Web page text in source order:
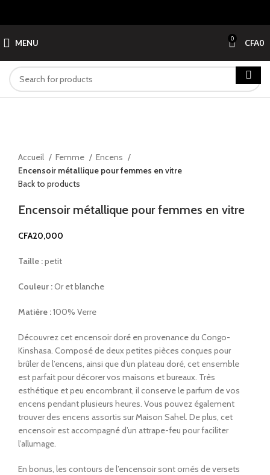
MENU 0 CFA0
Accueil
Femme
Encens
Encensoir métallique pour femmes en vitre
Back to products
Encensoir métallique pour femmes en vitre
CFA20,000
Taille :petit
Couleur :Or et blanche
Matière :100% Verre
Découvrez cet encensoir doré en provenance du Congo-
Kinshasa. Composé de deux petites pièces conçues pour
brûler de l’encens, ainsi que d’un plateau doré, cet ensemble
est parfait pour décorer vos maisons et bureaux. Très
esthétique et peu encombrant, il conserve le parfum de vos
encens pendant plusieurs heures. Vous pouvez également
trouver des encens assortis sur Maison Sahel. De plus, cet
encensoir est accompagné d’un attrape-feu pour faciliter
l’allumage.
En bonus, les contours de l’encensoir sont ornés de versets